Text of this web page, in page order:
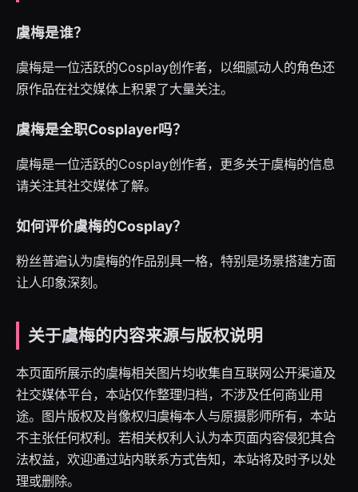
虞梅是谁？
虞梅是一位活跃的Cosplay创作者，以细腻动人的角色还
原作品在社交媒体上积累了大量关注。
虞梅是全职Cosplayer吗？
虞梅是一位活跃的Cosplay创作者，更多关于虞梅的信息
请关注其社交媒体了解。
如何评价虞梅的Cosplay？
粉丝普遍认为虞梅的作品别具一格，特别是场景搭建方面
让人印象深刻。
关于虞梅的内容来源与版权说明
本页面所展示的虞梅相关图片均收集自互联网公开渠道及
社交媒体平台，本站仅作整理归档，不涉及任何商业用
途。图片版权及肖像权归虞梅本人与原摄影师所有，本站
不主张任何权利。若相关权利人认为本页面内容侵犯其合
法权益，欢迎通过站内联系方式告知，本站将及时予以处
理或删除。